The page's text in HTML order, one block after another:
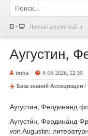
Полная версия сайта
Аугустин,
imha 8-06-2026, 22:30
База знаний Ассоциации /
Аугустин, Фердинанд
Аугусти́н, Фердина́нд
von Augustin;